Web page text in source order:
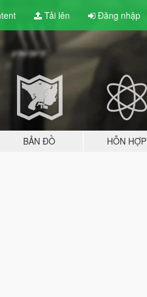
Tải lên Đăng nhập
BẢN ĐỒ HỖN HỢP